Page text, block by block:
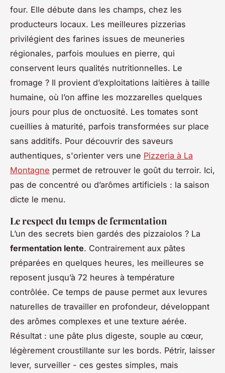
four. Elle débute dans les champs, chez les
producteurs locaux. Les meilleures pizzerias
privilégient des farines issues de meuneries
régionales, parfois moulues en pierre, qui
conservent leurs qualités nutritionnelles. Le
fromage ? Il provient d’exploitations laitières à taille
humaine, où l’on affine les mozzarelles quelques
jours pour plus de onctuosité. Les tomates sont
cueillies à maturité, parfois transformées sur place
sans additifs. Pour découvrir des saveurs
authentiques, s'orienter vers une Pizzeria à La
Montagne permet de retrouver le goût du terroir. Ici,
pas de concentré ou d’arômes artificiels : la saison
dicte le menu.
Le respect du temps de fermentation
L’un des secrets bien gardés des pizzaiolos ? La
fermentation lente. Contrairement aux pâtes
préparées en quelques heures, les meilleures se
reposent jusqu’à 72 heures à température
contrôlée. Ce temps de pause permet aux levures
naturelles de travailler en profondeur, développant
des arômes complexes et une texture aérée.
Résultat : une pâte plus digeste, souple au cœur,
légèrement croustillante sur les bords. Pétrir, laisser
lever, surveiller - ces gestes simples, mais